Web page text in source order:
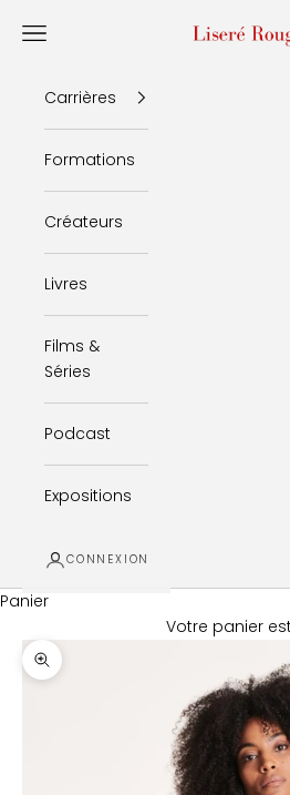
Liseré Rouge
Menu
Carrières
Formations
Créateurs
Livres
Films &
Séries
Podcast
Expositions
CONNEXION
Panier
Votre panier
Zoomer sur l'image